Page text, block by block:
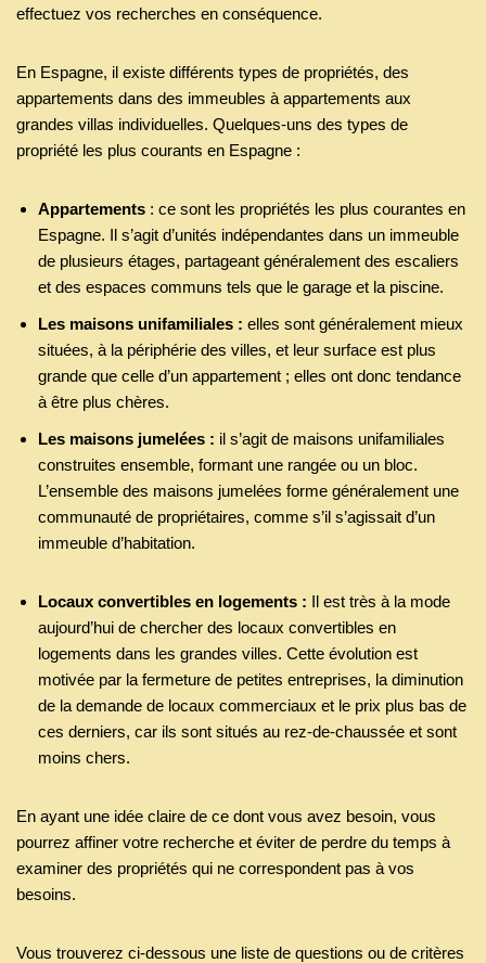
effectuez vos recherches en conséquence.
En Espagne, il existe différents types de propriétés, des
appartements dans des immeubles à appartements aux
grandes villas individuelles. Quelques-uns des types de
propriété les plus courants en Espagne :
Appartements : ce sont les propriétés les plus courantes en
Espagne. Il s’agit d’unités indépendantes dans un immeuble
de plusieurs étages, partageant généralement des escaliers
et des espaces communs tels que le garage et la piscine.
Les maisons unifamiliales : elles sont généralement mieux
situées, à la périphérie des villes, et leur surface est plus
grande que celle d’un appartement ; elles ont donc tendance
à être plus chères.
Les maisons jumelées : il s’agit de maisons unifamiliales
construites ensemble, formant une rangée ou un bloc.
L’ensemble des maisons jumelées forme généralement une
communauté de propriétaires, comme s’il s’agissait d’un
immeuble d’habitation.
Locaux convertibles en logements : Il est très à la mode
aujourd’hui de chercher des locaux convertibles en
logements dans les grandes villes. Cette évolution est
motivée par la fermeture de petites entreprises, la diminution
de la demande de locaux commerciaux et le prix plus bas de
ces derniers, car ils sont situés au rez-de-chaussée et sont
moins chers.
En ayant une idée claire de ce dont vous avez besoin, vous
pourrez affiner votre recherche et éviter de perdre du temps à
examiner des propriétés qui ne correspondent pas à vos
besoins.
Vous trouverez ci-dessous une liste de questions ou de critères